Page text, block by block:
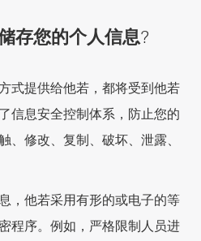
存您的个人信息?
式提供给他若，都将受到他若
信息安全控制体系，防止您的
、修改、复制、破坏、泄露、
，他若采用有形的或电子的等
程序。例如，严格限制人员进